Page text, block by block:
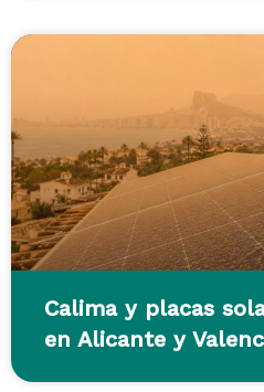
Calima y placas
en Alicante y